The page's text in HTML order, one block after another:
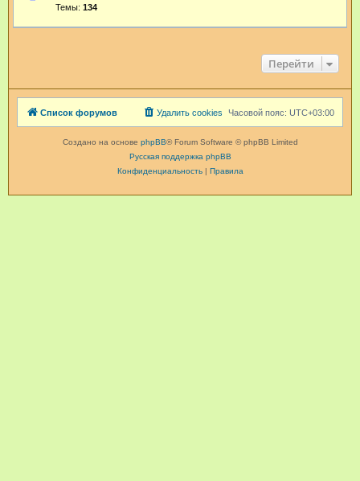
Темы: 134
Перейти
Список форумов Часовой пояс: UTC+03:00
Удалить cookies
Создано на основе phpBB® Forum Software © phpBB Limited
Русская поддержка phpBB
Конфиденциальность| Правила